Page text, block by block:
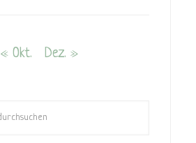
« Okt. Dez. »